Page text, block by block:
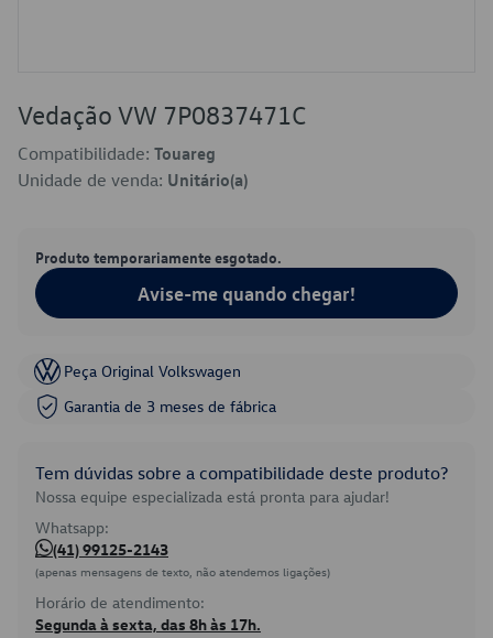
Vedação VW 7P0837471C
Compatibilidade: Touareg
Unidade de venda: Unitário(a)
Produto temporariamente esgotado.
Avise-me quando chegar!
Peça Original Volkswagen
Garantia de 3 meses de fábrica
Tem dúvidas sobre a compatibilidade deste produto?
Nossa equipe especializada está pronta para ajudar!
Whatsapp:
(41) 99125-2143
(apenas mensagens de texto, não atendemos ligações)
Horário de atendimento:
Segunda à sexta, das 8h às 17h.